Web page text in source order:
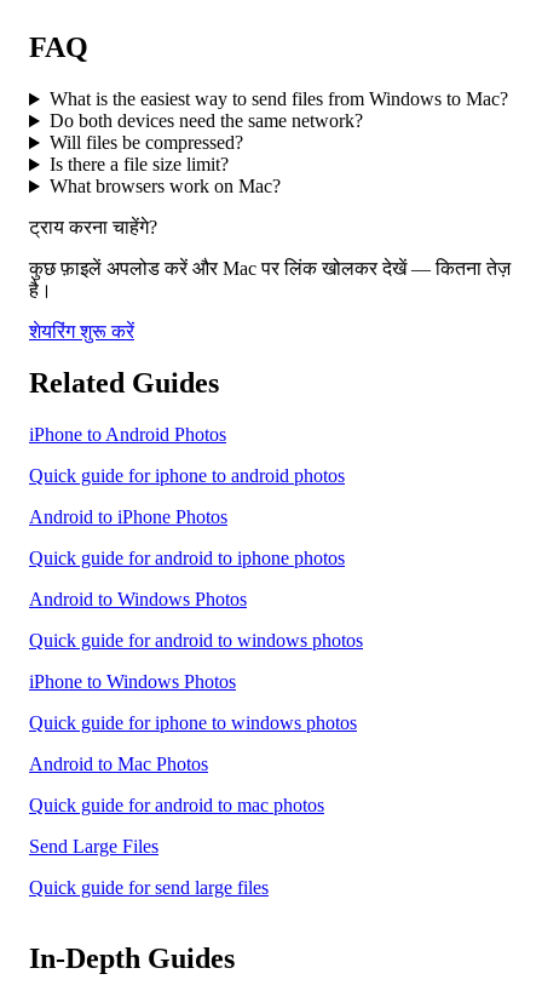
FAQ
What is the easiest way to send files from Windows to Mac?
Do both devices need the same network?
Will files be compressed?
Is there a file size limit?
What browsers work on Mac?
ट्राय करना चाहेंगे?
कुछ फ़ाइलें अपलोड करें और Mac पर लिंक खोलकर देखें — कितना तेज़
है।
शेयरिंग शुरू करें
Related Guides
iPhone to Android Photos
Quick guide for iphone to android photos
Android to iPhone Photos
Quick guide for android to iphone photos
Android to Windows Photos
Quick guide for android to windows photos
iPhone to Windows Photos
Quick guide for iphone to windows photos
Android to Mac Photos
Quick guide for android to mac photos
Send Large Files
Quick guide for send large files
In-Depth Guides